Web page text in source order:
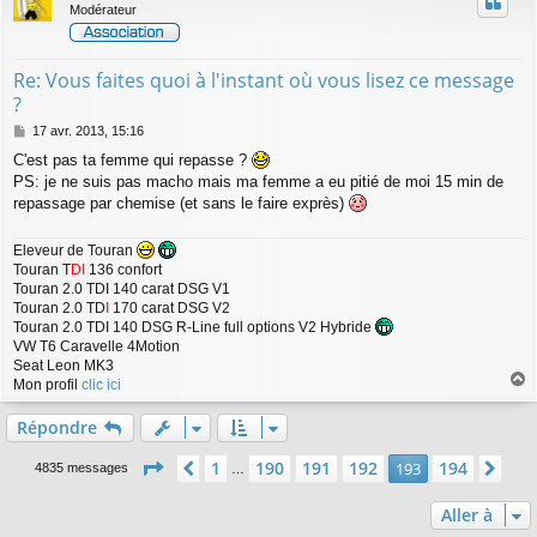
Modérateur
Re: Vous faites quoi à l'instant où vous lisez ce message
?
M
s
s
a
17 avr. 2013, 15:16
C'est pas ta femme qui repasse ?
PS: je ne suis pas macho mais ma femme a eu pitié de moi 15 min de
repassage par chemise (et sans le faire exprès)
Eleveur de Touran
Touran TDI 136 confort
Touran 2.0 TDI 140 carat DSG V1
Touran 2.0 TD 170 carat DSG V2
Touran 2.0 TDI 140 DSG R-Line full options V2 Hybride
VW T6 Caravelle 4Motion
Seat Leon MK3
Mon profil clic ici
a
Répondre
4835 messages Page 193sur194
Précédente
1 190 191 192 193 194
Aller à